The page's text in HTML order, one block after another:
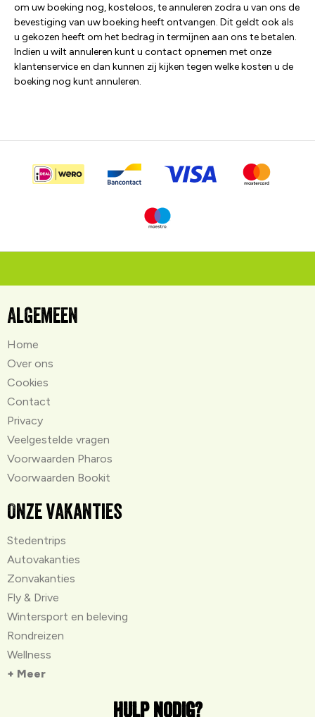
om uw boeking nog, kosteloos, te annuleren zodra u van ons de
bevestiging van uw boeking heeft ontvangen. Dit geldt ook als
u gekozen heeft om het bedrag in termijnen aan ons te betalen.
Indien u wilt annuleren kunt u contact opnemen met onze
klantenservice en dan kunnen zij kijken tegen welke kosten u de
boeking nog kunt annuleren.
Algemeen
Home
Over ons
Cookies
Contact
Privacy
Veelgestelde vragen
Voorwaarden Pharos
Voorwaarden Bookit
Onze vakanties
Stedentrips
Autovakanties
Zonvakanties
Fly & Drive
Wintersport en beleving
Rondreizen
Wellness
+ Meer
Hulp nodig?